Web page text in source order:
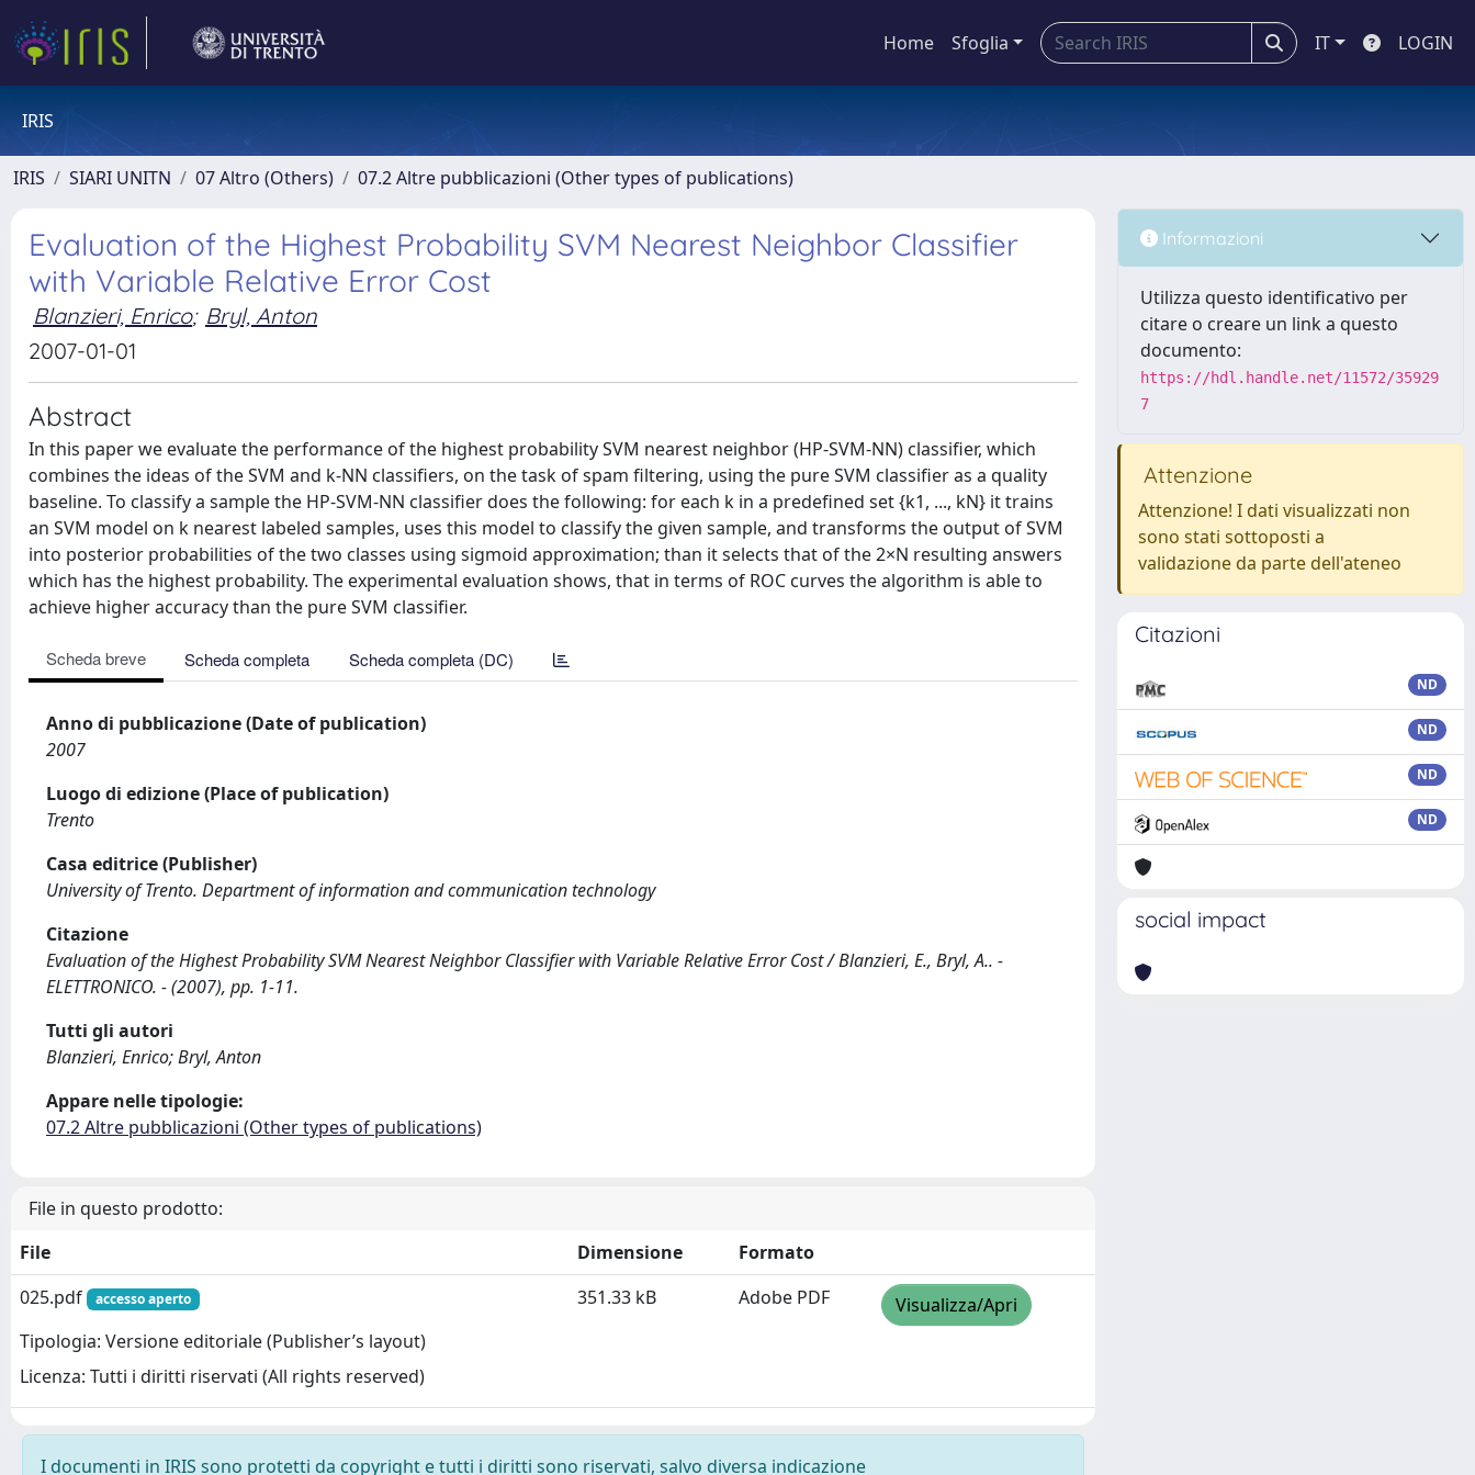
Home Sfoglia IT LOGIN
IRIS
IRIS SIARI UNITN 07 Altro (Others) 07.2 Altre pubblicazioni (Other types of publications)
Evaluation of the Highest Probability SVM Nearest Neighbor Classifier
with Variable Relative Error Cost
Blanzieri, Enrico; Bryl, Anton
2007-01-01
Abstract
In this paper we evaluate the performance of the highest probability SVM nearest neighbor (HP-SVM-NN) classifier, which
combines the ideas of the SVM and k-NN classifiers, on the task of spam filtering, using the pure SVM classifier as a quality
baseline. To classify a sample the HP-SVM-NN classifier does the following: for each k in a predefined set {k1, ..., kN} it trains
an SVM model on k nearest labeled samples, uses this model to classify the given sample, and transforms the output of SVM
into posterior probabilities of the two classes using sigmoid approximation; than it selects that of the 2×N resulting answers
which has the highest probability. The experimental evaluation shows, that in terms of ROC curves the algorithm is able to
achieve higher accuracy than the pure SVM classifier.
Scheda breve Scheda completa Scheda completa (DC)
Anno di pubblicazione (Date of publication)
2007
Luogo di edizione (Place of publication)
Trento
Casa editrice (Publisher)
University of Trento. Department of information and communication technology
Citazione
Evaluation of the Highest Probability SVM Nearest Neighbor Classifier with Variable Relative Error Cost / Blanzieri, E., Bryl, A.. -
ELETTRONICO. - (2007), pp. 1-11.
Tutti gli autori
Blanzieri, Enrico; Bryl, Anton
Appare nelle tipologie:
07.2 Altre pubblicazioni (Other types of publications)
File in questo prodotto:
File
Dimensione
Formato
025.pdf
accesso aperto
Tipologia: Versione editoriale (Publisher’s layout)
Licenza: Tutti i diritti riservati (All rights reserved)
351.33 kB Adobe PDF Visualizza/Apri
I documenti in IRIS sono protetti da copyright e tutti i diritti sono riservati, salvo diversa indicazione
Informazioni
Utilizza questo identificativo per
citare o creare un link a questo
documento:
https://hdl.handle.net/11572/35929
7
Attenzione
Attenzione! I dati visualizzati non
sono stati sottoposti a
validazione da parte dell'ateneo
Citazioni
ND
ND
ND
ND
social impact